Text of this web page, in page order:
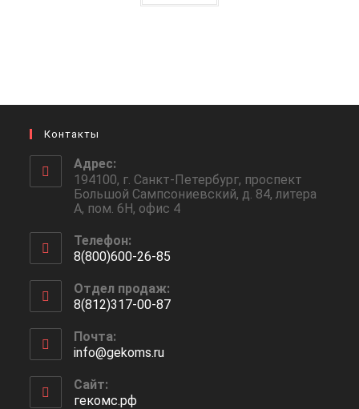
Контакты
Адрес:
194100, г. Санкт-Петербург, проспект
Большой Сампсониевский, д. 84, литера
А, пом. 6Н, офис 4
Телефон:
8(800)600-26-85
в
вашем
приложении
Отдел продаж:
8(812)317-00-87
в
вашем
приложении
Почта:
info@gekoms.ruОткроется
Сайт:
гекомс.рф